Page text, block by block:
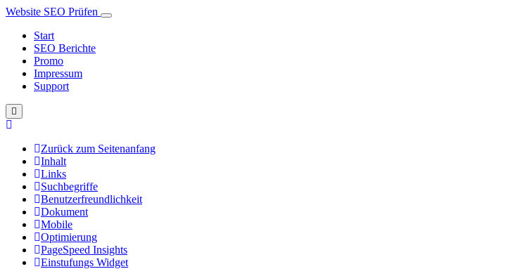
Website SEO Prüfen
Start
SEO Berichte
Promo
Impressum
Support
Zurück zum Seitenanfang
Inhalt
Links
Suchbegriffe
Benutzerfreundlichkeit
Dokument
Mobile
Optimierung
PageSpeed Insights
Einstufungs Widget